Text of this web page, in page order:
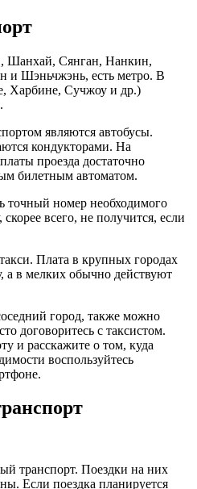
Шанхай, Сянган, Нанкин,
и Шэньчжэнь, есть метро. В
Харбине, Сучжоу и др.)
являются автобусы.
кондукторами. На
проезда достаточно
билетным автоматом.
точный номер необходимого
всего, не получится, если
Плата в крупных городах
а в мелких обычно действуют
город, также можно
договоритесь с таксистом.
и расскажите о том, куда
воспользуйтесь
транспорт. Поездки на них
Если поездка планируется